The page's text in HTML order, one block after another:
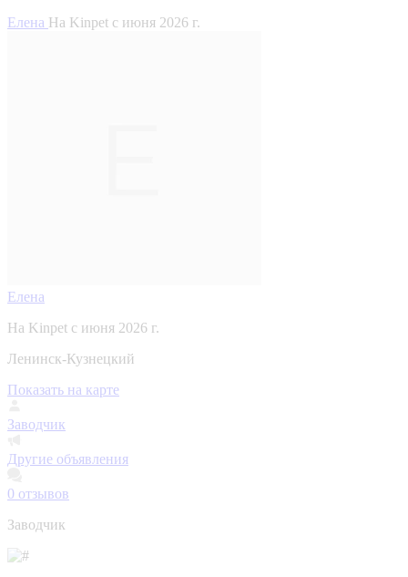
Елена На Kinpet c июня 2026 г.
Елена
На Kinpet c июня 2026 г.
Ленинск-Кузнецкий
Показать на карте
Заводчик
Другие объявления
0 отзывов
Заводчик